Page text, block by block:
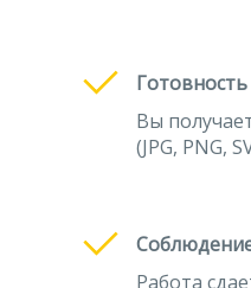
Вы
(JPG, PNG,
Работа